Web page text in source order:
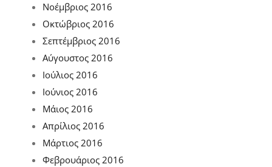
Νοέμβριος 2016
Οκτώβριος 2016
Σεπτέμβριος 2016
Αύγουστος 2016
Ιούλιος 2016
Ιούνιος 2016
Μάιος 2016
Απρίλιος 2016
Μάρτιος 2016
Φεβρουάριος 2016